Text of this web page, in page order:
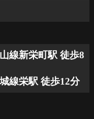
線新栄町駅 徒歩8
線栄駅 徒歩12分